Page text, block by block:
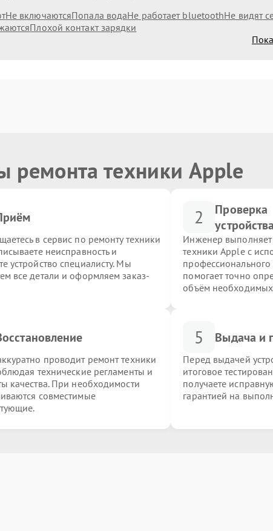
Не включаютсяПопала водаНе работает bluetoothНе видят
Плохой контакт зарядки
ремонта техники Apple
в сервис по ремонту техники
неисправность и
устройство специалисту. Мы
все детали и оформляем заказ-
2
Проверка
устройства
Инженер выполняет
техники Apple с
помогает точно
объём необходимых
проводит ремонт техники
технические регламенты и
качества. При необходимости
совместимые
5 Выдача и
Перед выдачей
итоговое
получаете
гарантией на